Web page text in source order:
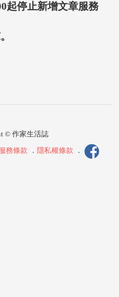
起停止新增文章服務
© 作家生活誌
務條款 ． 隱私權條款 ．